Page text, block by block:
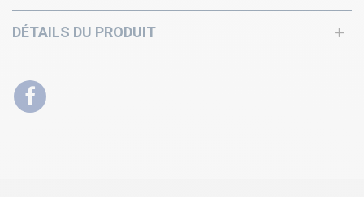
DÉTAILS DU PRODUIT